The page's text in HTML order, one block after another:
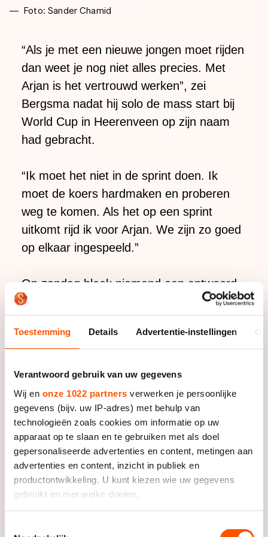
Toestemming Details Advertentie-instellingen
Verantwoord gebruik van uw gegevens
Wij en onze 1022 partners verwerken je persoonlijke
gegevens (bijv. uw IP-adres) met behulp van
technologieën zoals cookies om informatie op uw
apparaat op te slaan en te gebruiken met als doel
gepersonaliseerde advertenties en content, metingen aan
advertenties en content, inzicht in publiek en
productontwikkeling. U kunt kiezen wie uw gegevens
gebruikt en met welke doelen.
Foto: Sander Chamid
“Als je met een nieuwe jongen moet rijden
dan weet je nog niet alles precies. Met
Arjan is het vertrouwd werken”, zei
Bergsma nadat hij solo de mass start bij
World Cup in Heerenveen op zijn naam
had gebracht.
“Ik moet het niet in de sprint doen. Ik
moet de koers hardmaken en proberen
weg te komen. Als het op een sprint
uitkomt rijd ik voor Arjan. We zijn zo goed
op elkaar ingespeeld.”
Op zondag bleek niemand een antwoord
te hebben op de demarrage van
Bergsma. “Dat had ik ook zo wel
verwacht. Vorige week in Berlijn was ik
teruggereden door één iemand, die er
vervolgens meteen af moest”, zei de
Clafis-rijder. “En als ik eenmaal weg ben,
dan ben ik gevaarlijk.”
Dat bleek. Voor het eerst in het seizoen
wist een Nederlander te winnen. “Het is
mooi om hier voor eigen publiek, in eigen